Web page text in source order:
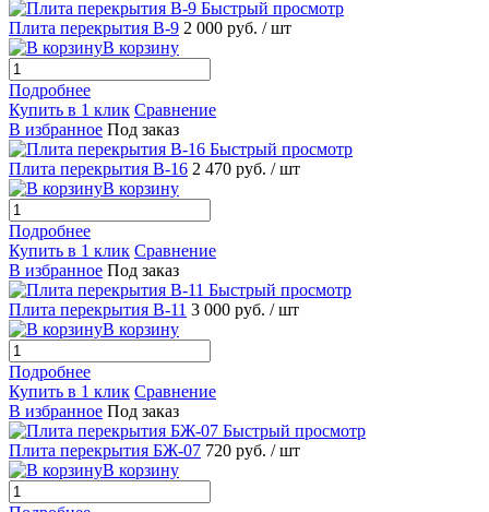
Быстрый просмотр
Плита перекрытия В-9 2 000 руб. / шт
В корзину
Подробнее
Купить в 1 клик Сравнение
В избранное Под заказ
Быстрый просмотр
Плита перекрытия В-16 2 470 руб. / шт
В корзину
Подробнее
Купить в 1 клик Сравнение
В избранное Под заказ
Быстрый просмотр
Плита перекрытия В-11 3 000 руб. / шт
В корзину
Подробнее
Купить в 1 клик Сравнение
В избранное Под заказ
Быстрый просмотр
Плита перекрытия БЖ-07 720 руб. / шт
В корзину